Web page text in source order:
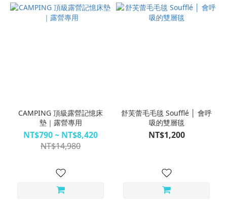
CAMPING 頂級露營記憶床
墊｜露營專用
NT$790 ~ NT$8,420
NT$14,980
舒芙蕾毛毛毯 Soufflé │ 會呼
吸的雙層毯
NT$1,200